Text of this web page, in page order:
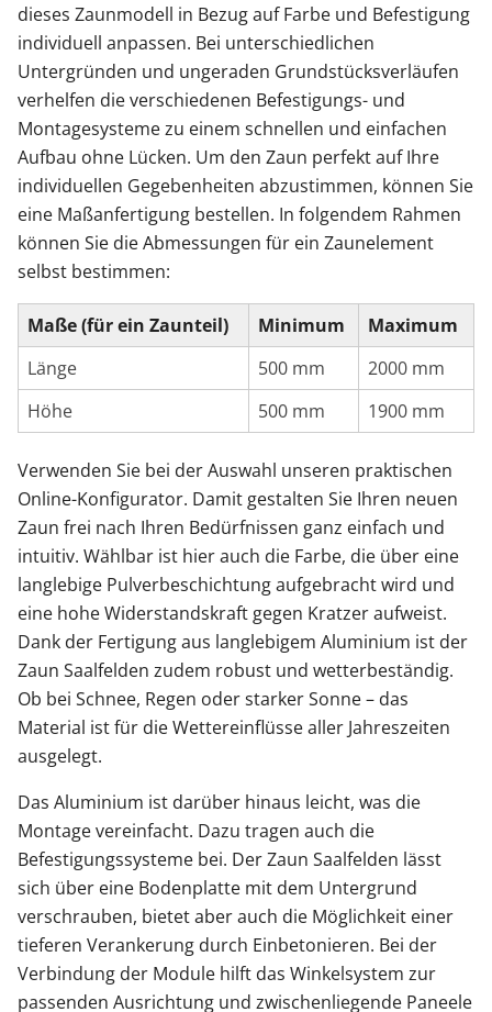
dieses Zaunmodell in Bezug auf Farbe und Befestigung
individuell anpassen. Bei unterschiedlichen
Untergründen und ungeraden Grundstücksverläufen
verhelfen die verschiedenen Befestigungs- und
Montagesysteme zu einem schnellen und einfachen
Aufbau ohne Lücken. Um den Zaun perfekt auf Ihre
individuellen Gegebenheiten abzustimmen, können Sie
eine Maßanfertigung bestellen. In folgendem Rahmen
können Sie die Abmessungen für ein Zaunelement
selbst bestimmen:
Maße (für ein Zaunteil) Minimum
Maximum
Länge
500 mm
2000 mm
Höhe
500 mm 1900 mm
Verwenden Sie bei der Auswahl unseren praktischen
Online-Konfigurator. Damit gestalten Sie Ihren neuen
Zaun frei nach Ihren Bedürfnissen ganz einfach und
intuitiv. Wählbar ist hier auch die Farbe, die über eine
langlebige Pulverbeschichtung aufgebracht wird und
eine hohe Widerstandskraft gegen Kratzer aufweist.
Dank der Fertigung aus langlebigem Aluminium ist der
Zaun Saalfelden zudem robust und wetterbeständig.
Ob bei Schnee, Regen oder starker Sonne – das
Material ist für die Wettereinflüsse aller Jahreszeiten
ausgelegt.
Das Aluminium ist darüber hinaus leicht, was die
Montage vereinfacht. Dazu tragen auch die
Befestigungssysteme bei. Der Zaun Saalfelden lässt
sich über eine Bodenplatte mit dem Untergrund
verschrauben, bietet aber auch die Möglichkeit einer
tieferen Verankerung durch Einbetonieren. Bei der
Verbindung der Module hilft das Winkelsystem zur
passenden Ausrichtung und zwischenliegende Paneele